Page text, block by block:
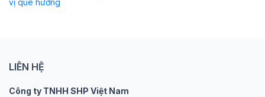
LIÊN HỆ
Công ty TNHH SHP Việt Nam